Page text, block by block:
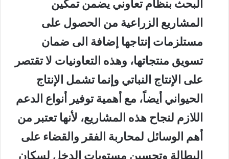
البحث بنظام تعاوني يضمن تمكين
المشاريع الزراعية من الحصول على
مستلزمات إنتاجها إضافة الى ضمان
تسويق منتجاتها، وهذه التعاونيات لا تقتصر
على الإنتاج النباتي وإنما تشمل الإنتاج
الحيواني أيضاً، مع أهمية توفير أنواع الدعم
اللازم لنجاح هذه المشاريع، لأنها تعتبر من
أهم الوسائل لمحاربة الفقر والقضاء على
البطالة وتحسين مستويات الدخل لسكان